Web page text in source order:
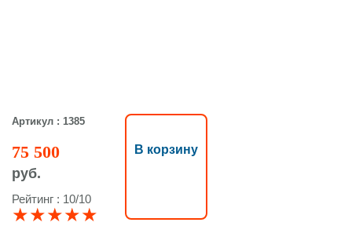
Артикул : 1385
75 500
руб.
Рейтинг : 10/10
★★★★★
В корзину